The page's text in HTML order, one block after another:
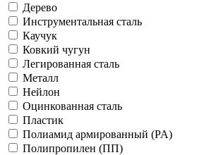
Дерево
Инструментальная сталь
Каучук
Ковкий чугун
Легированная сталь
Металл
Нейлон
Оцинкованная сталь
Пластик
Полиамид армированный (PA)
Полипропилен (ПП)